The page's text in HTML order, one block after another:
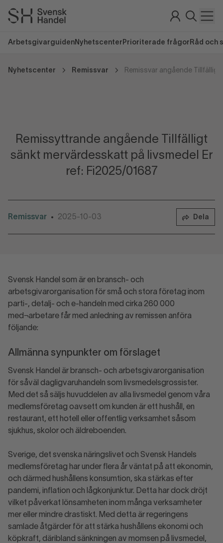
Arbetsgivarguiden Nyhetscenter Prioriterade frågor Råd och
Nyhetscenter Remissvar
Remissyttrande angående Tillfälligt
sänkt mervärdesskatt på livsmedel Er
ref: Fi2025/01687
Remissvar • 2025-10-03 Dela
Svensk Handel som är en bransch- och
arbetsgivarorganisation för små och stora företag inom
parti-, detalj- och e-handeln med cirka 260 000
med¬arbetare får med anledning av remissen anföra
följande:
Allmänna synpunkter om förslaget
Svensk Handel är bransch- och arbetsgivarorganisation
för såväl dagligvaruhandeln som livsmedelsgrossister.
Med det så säljs huvuddelen av alla livsmedel genom våra
medlemsföretag oavsett om kunden är ett hushåll, en
restaurant, ett hotell eller offentlig verksamhet såsom
sjukhus, skolor och äldreboenden.
Sverige, det svenska näringslivet och Svensk Handels
medlemsföretag har under flera år väntat på att ekonomin,
och därmed hushållens konsumtion, ska stärkas efter
pandemi, inflation och lågkonjunktur. Detta har dock dröjt
vilket påverkat lönsamheten inom många verksamheter
mer eller mindre drastiskt. Med detta är regeringens
samlade åtgärder för att stärka hushållens ekonomi och
köpkraft, däribland sänkningen av momsen på livsmedel,